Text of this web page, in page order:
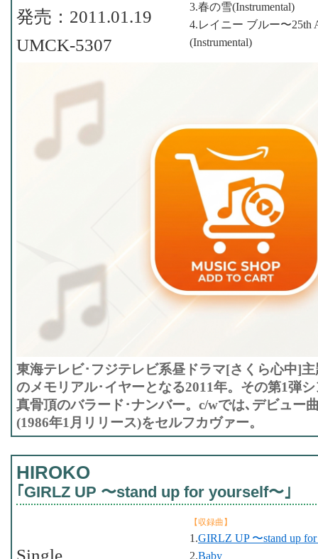
3.春の雪(Instrumental)
4.レイニー ブルー〜25th
(Instrumental)
発売：2011.01.19
UMCK-5307
東海テレビ･フジテレビ系昼ドラマ[さくら心中]
のメモリアル･イヤーとなる2011年。その第1弾
真骨頂のバラード･ナンバー。c/wでは､デビュー
(1986年1月リリース)をセルフカヴァー。
HIROKO
｢GIRLZ UP 〜stand up for yourself〜｣
【収録曲】
1.GIRLZ UP 〜stand up
2.Baby
Single